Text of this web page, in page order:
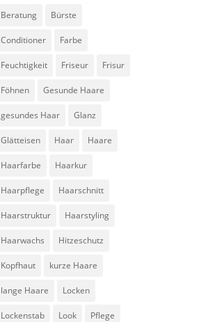
Beratung Bürste
Conditioner Farbe
Feuchtigkeit Friseur Frisur
Föhnen Gesunde Haare
gesundes Haar Glanz
Glätteisen Haar Haare
Haarfarbe Haarkur
Haarpflege Haarschnitt
Haarstruktur Haarstyling
Haarwachs Hitzeschutz
Kopfhaut kurze Haare
lange Haare Locken
Lockenstab Look Pflege